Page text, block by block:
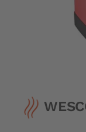
Anfang